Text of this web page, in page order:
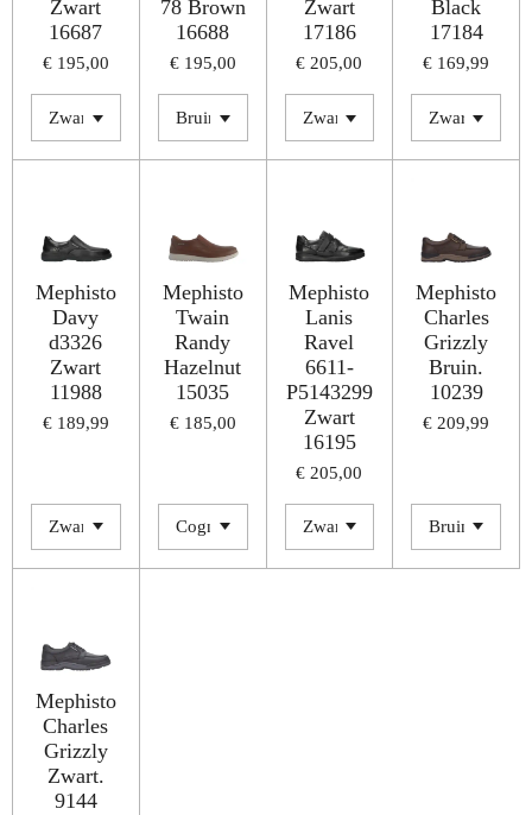
Zwart
16687
€ 195,00
78 Brown
16688
€ 195,00
Zwart
17186
€ 205,00
Black
17184
€ 169,99
Mephisto
Davy
d3326
Zwart
11988
€ 189,99
Mephisto
Twain
Randy
Hazelnut
15035
€ 185,00
Mephisto
Lanis
Ravel
6611-
P5143299
Zwart
16195
€ 205,00
Mephisto
Charles
Grizzly
Bruin.
10239
€ 209,99
Mephisto
Charles
Grizzly
Zwart.
9144